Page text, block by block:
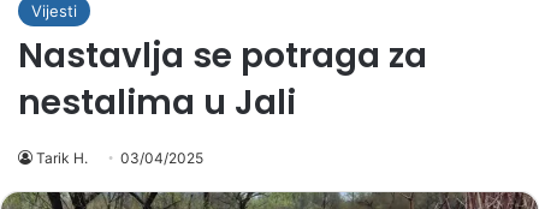
Vijesti
Nastavlja se potraga za
nestalima u Jali
Tarik H. 03/04/2025